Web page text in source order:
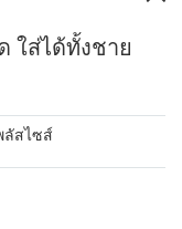
ใส่ได้ทั้งชาย
ลัสไซส์